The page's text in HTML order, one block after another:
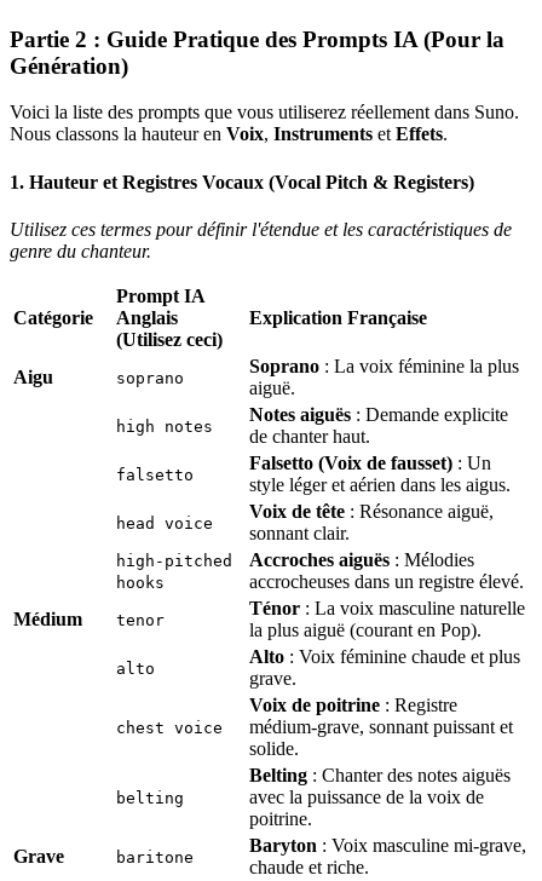
Partie 2 : Guide Pratique des Prompts IA (Pour la
Génération)
Voici la liste des prompts que vous utiliserez réellement dans Suno.
Nous classons la hauteur en Voix, Instruments et Effets.
1. Hauteur et Registres Vocaux (Vocal Pitch & Registers)
Utilisez ces termes pour définir l'étendue et les caractéristiques de
genre du chanteur.
Catégorie
Prompt IA
Anglais
(Utilisez ceci)
Explication Française
Aigu soprano
Soprano : La voix féminine la plus
aiguë.
high notes
Notes aiguës : Demande explicite
de chanter haut.
falsetto
Falsetto (Voix de fausset) : Un
style léger et aérien dans les aigus.
head voice
Voix de tête : Résonance aiguë,
sonnant clair.
high-pitched
hooks
Accroches aiguës : Mélodies
accrocheuses dans un registre élevé.
Médium
tenor
Ténor : La voix masculine naturelle
la plus aiguë (courant en Pop).
alto
Alto : Voix féminine chaude et plus
grave.
chest voice
Voix de poitrine : Registre
médium-grave, sonnant puissant et
solide.
belting
Belting : Chanter des notes aiguës
avec la puissance de la voix de
poitrine.
Grave
baritone
Baryton : Voix masculine mi-grave,
chaude et riche.